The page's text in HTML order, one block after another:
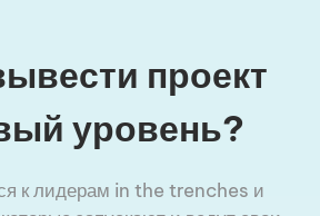
проект
уровень?
к лидерам in the trenches и